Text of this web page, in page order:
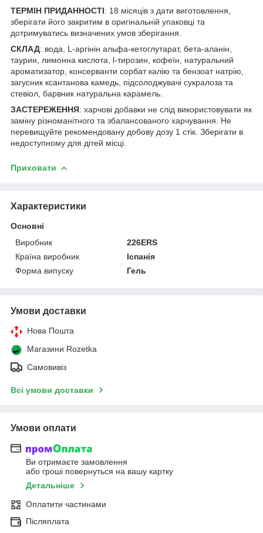
ТЕРМІН ПРИДАННОСТІ: 18 місяців з дати виготовлення,
зберігати його закритим в оригінальній упаковці та
дотримуватись визначених умов зберігання.
СКЛАД: вода, L-аргінін альфа-кетоглутарат, бета-аланін,
таурин, лимонна кислота, l-тирозин, кофеїн, натуральний
ароматизатор, консерванти сорбат калію та бензоат натрію,
загусник ксантанова камедь, підсолоджувачі сукралоза та
стевіол, барвник натуральна карамель.
ЗАСТЕРЕЖЕННЯ: харчові добавки не слід використовувати як
заміну різноманітного та збалансованого харчування. Не
перевищуйте рекомендовану добову дозу 1 стік. Зберігати в
недоступному для дітей місці.
Приховати
Характеристики
Основні
Виробник
226ERS
Країна виробник
Іспанія
Форма випуску
Гель
Умови доставки
Нова Пошта
Магазини Rozetka
Самовивіз
Всі умови доставки
Умови оплати
Ви отримаєте замовлення
або гроші повернуться на вашу картку
Детальніше
Оплатити частинами
Післяплата